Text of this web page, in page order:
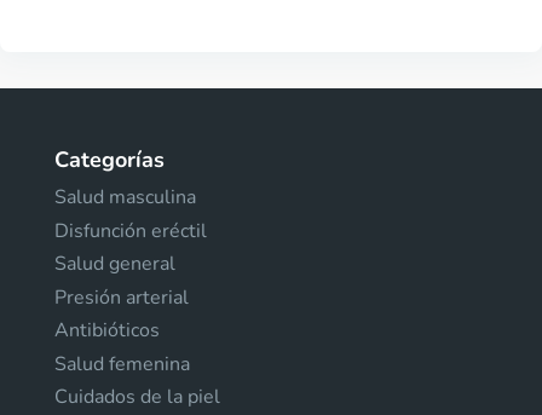
Categorías
Salud masculina
Disfunción eréctil
Salud general
Presión arterial
Antibióticos
Salud femenina
Cuidados de la piel